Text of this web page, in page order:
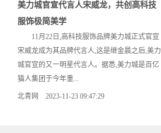
美力城官宣代言人宋威龙，共创高科技
服饰极简美学
11月22日,高科技服饰品牌美力城正式官宣
宋威龙成为其品牌代言人,这是继金晨之后,美力
城官宣的又一明星代言人。据悉,美力城是百亿
猫人集团于今年重...
北青网 2023-11-23 09:47:29